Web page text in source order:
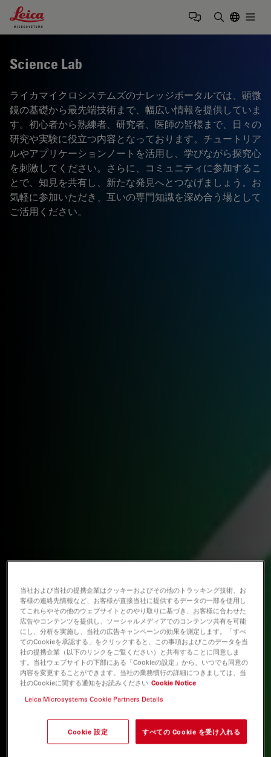
Leica Microsystems Logo
Science Lab
ライカマイクロシステムズのナレッジポータルでは、顕微
鏡の基礎から最先端技術まで、幅広い情報を提供していま
す。初心者から熟練者、研究者、医師の皆様まで、日々の
研究や実験に役立つ内容となっております。チュートリア
ルやアプリケーションノートを活用し、学びながら探究心
を刺激してください。さらに、コミュニティに参加するこ
とで、知見を共有し、新たな発見へとつなげましょう。お
気軽に参加いただき、互いの専門知識を深め合う場として
ご活用ください。
当社および当社の提携企業はクッキーおよびその他のトラッキング技術、お
客様の連絡先情報など、お客様が直接当社に提供するデータの一部を使用し
てこれらやその他のウェブサイトとのやり取りに基づき、お客様に合わせた
広告やコンテンツを提供し、ソーシャルメディアでのコンテンツ共有を可能
にし、分析を実施し、当社の広告キャンペーンの効果を測定します。「すべ
てのCookieを承認する」をクリックすると、この事項およびこのデータを当
社の提携企業（以下のリンクをご覧ください）と共有することに同意しま
す。当社ウェブサイトの下部にある「Cookieの設定」から、いつでも同意の
内容を変更することができます。当社の業務慣行の詳細につきましては、当
社のCookieに関する通知をお読みください Cookie Notice
Leica Microsystems Cookie Partners Details
Cookie 設定 すべての Cookie を受け入れる